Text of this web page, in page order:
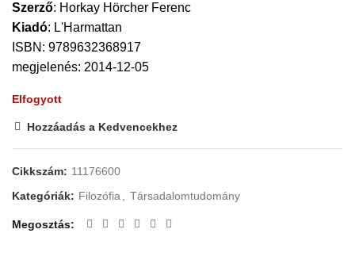
Szerző: Horkay Hörcher Ferenc
Kiadó: L'Harmattan
ISBN: 9789632368917
megjelenés: 2014-12-05
Elfogyott
Hozzáadás a Kedvencekhez
Cikkszám: 11176600
Kategóriák: Filozófia, Társadalomtudomány
Megosztás